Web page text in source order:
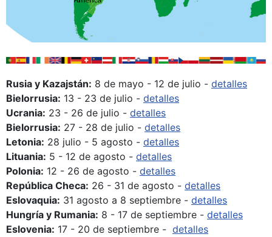
Rusia y Kazajstán: 8 de mayo - 12 de julio - detalles
Bielorrusia: 13 - 23 de julio - detalles
Ucrania: 23 - 26 de julio - detalles
Bielorrusia: 27 - 28 de julio - detalles
Letonia: 28 julio - 5 agosto - detalles
Lituania: 5 - 12 de agosto - detalles
Polonia: 12 - 26 de agosto - detalles
República Checa: 26 - 31 de agosto - detalles
Eslovaquia: 31 agosto a 8 septiembre - detalles
Hungría y Rumania: 8 - 17 de septiembre - detalles
Eslovenia: 17 - 20 de septiembre - detalles